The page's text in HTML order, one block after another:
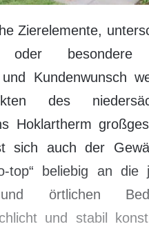
Zierelemente,
oder besondere
Kundenwunsch
des
Hoklartherm
sich auch der
top“ beliebig an die
örtlichen
und stabil